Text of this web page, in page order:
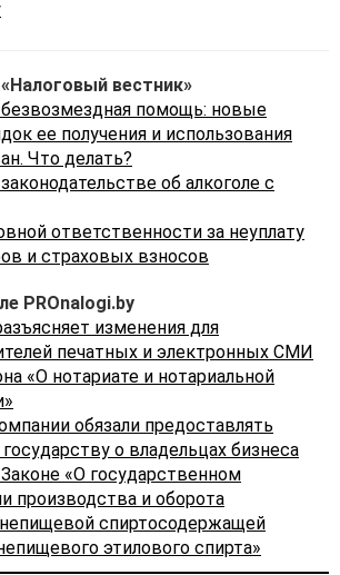
вестник»
помощь: новые
ее получения и использования
Что делать?
об алкоголе с
ответственности за неуплату
и страховых взносов
PROnalogi.by
изменения для
печатных и электронных СМИ
«О нотариате и нотариальной
обязали предоставлять
о владельцах бизнеса
«О государственном
производства и оборота
непищевой спиртосодержащей
этилового спирта»